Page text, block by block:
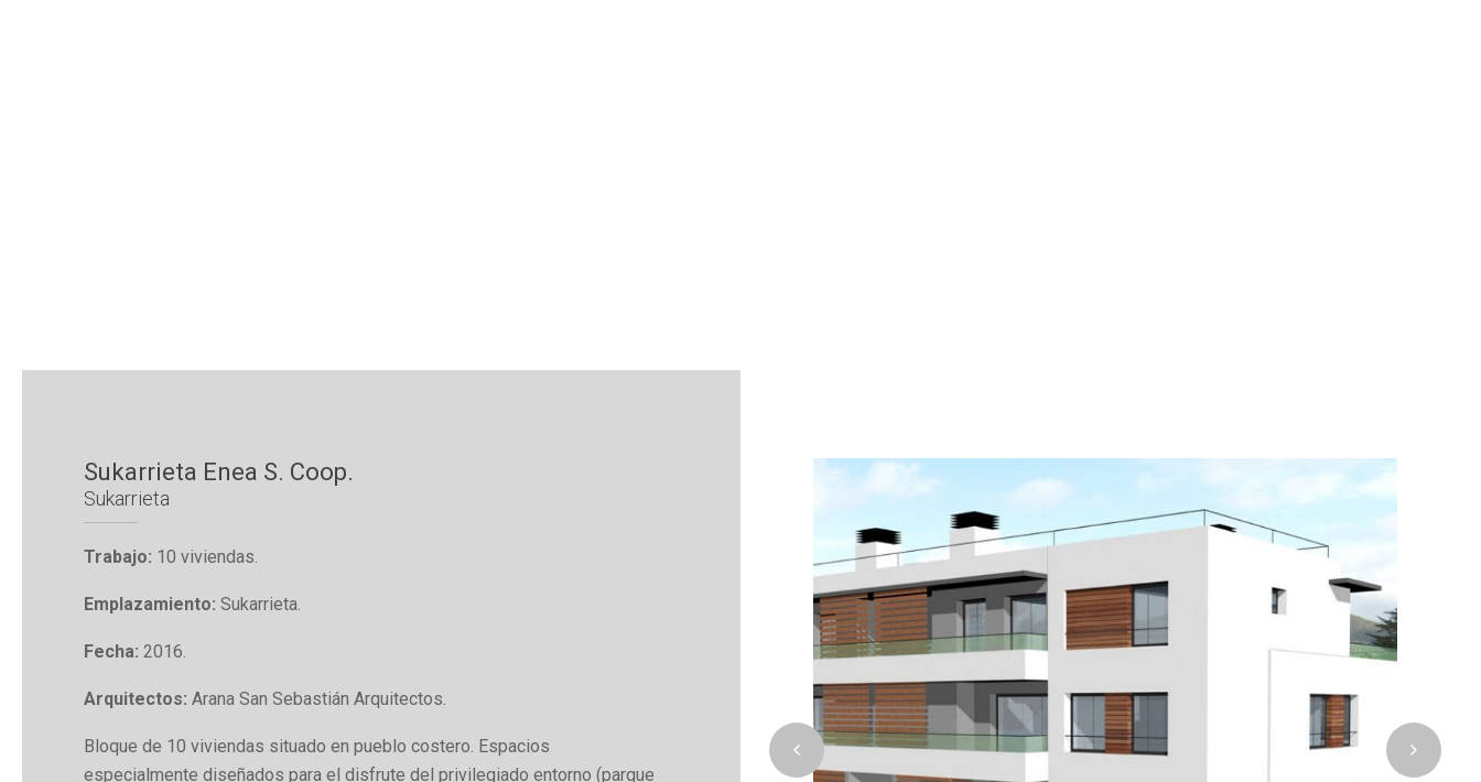
Sukarrieta Enea S. Coop.
Sukarrieta
Trabajo: 10 viviendas.
Emplazamiento: Sukarrieta.
Fecha: 2016.
Arquitectos: Arana San Sebastián Arquitectos.
Bloque de 10 viviendas situado en pueblo costero. Espacios
especialmente diseñados para el disfrute del privilegiado entorno (parque